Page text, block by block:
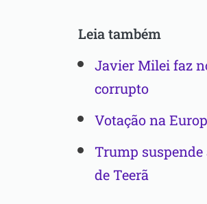
Leia também
Javier Milei faz
corrupto
Votação na
Trump suspende
de Teerã